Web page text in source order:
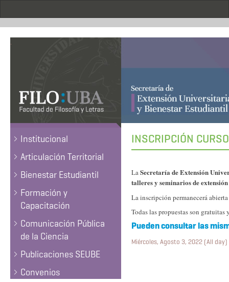
.
Institucional
Articulación Territorial
Bienestar Estudiantil
Formación y
Capacitación
Comunicación Pública
de la Ciencia
Publicaciones SEUBE
Convenios
INSCRIPCIÓN
LaSecretaría de Extensión
talleres y seminarios de extensión
La inscripción permanecerá
Todas las propuestas son gratuitas
Pueden consultar las
Miércoles, Agosto 3, 2022 (All day)